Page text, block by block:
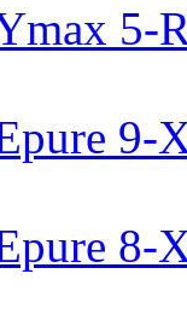
5-
9-
8-